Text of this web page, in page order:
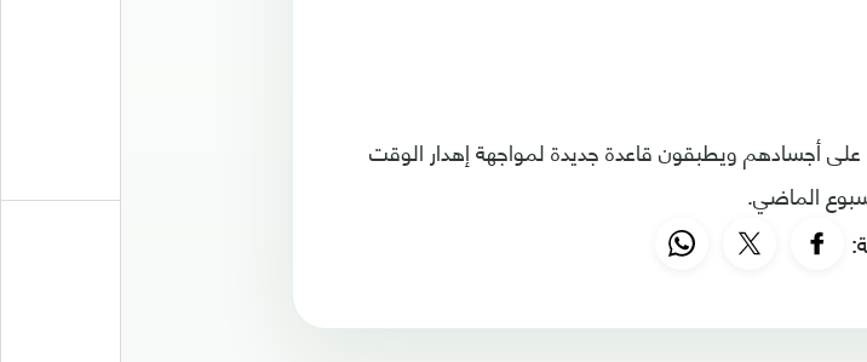
على أجسادهم ويطبقون قاعدة جديدة لمواجهة إهدار الوقت
الماضي.